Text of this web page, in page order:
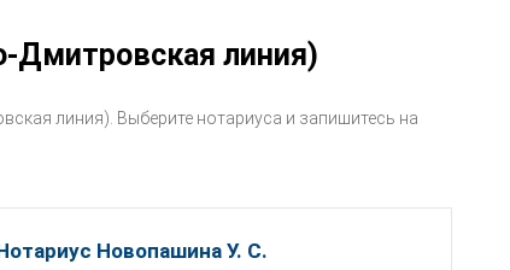
Дмитровская линия)
линия). Выберите нотариуса и запишитесь на
Новопашина У. С.